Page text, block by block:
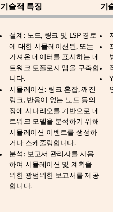
기술적 특징
설계: 노드, 링크 및 LSP 경로
에 대한 시뮬레이션된, 또는
가져온 데이터를 표시하는 네
트워크 토폴로지 맵을 구축합
니다.
시뮬레이션: 링크 혼잡, 깨진
링크, 반응이 없는 노드 등의
장애 시나리오를 기반으로 네
트워크 모델을 분석하기 위해
시뮬레이션 이벤트를 생성하
거나 스케줄링합니다.
분석: 보고서 관리자를 사용
하여 시뮬레이션 및 계획을
위한 광범위한 보고서를 제공
합니다.
기